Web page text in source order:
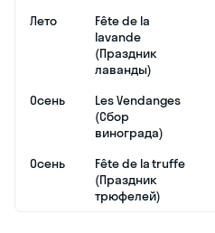
Лето
Fête de la
lavande
(Праздник
лаванды)
Осень
Les Vendanges
(Сбор
винограда)
Осень
Fête de la truffe
(Праздник
трюфелей)